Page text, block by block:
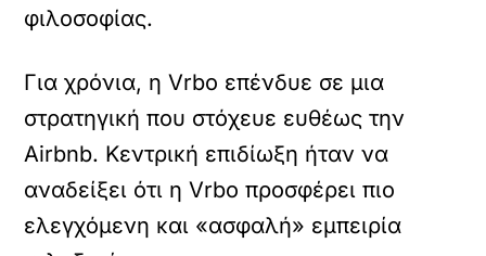
φιλοσοφίας.
Για χρόνια, η Vrbo επένδυε σε μια
στρατηγική που στόχευε ευθέως την
Airbnb. Κεντρική επιδίωξη ήταν να
αναδείξει ότι η Vrbo προσφέρει πιο
ελεγχόμενη και «ασφαλή» εμπειρία